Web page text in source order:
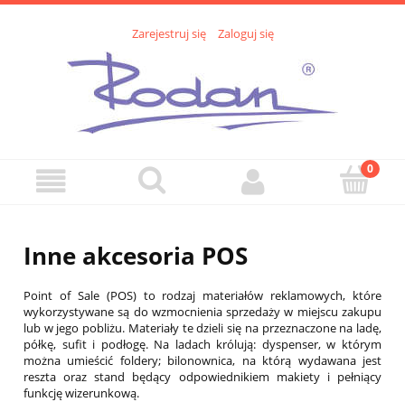
Zarejestruj się Zaloguj się
Inne akcesoria POS
Point of Sale (POS) to rodzaj materiałów reklamowych, które
wykorzystywane są do wzmocnienia sprzedaży w miejscu zakupu
lub w jego pobliżu. Materiały te dzieli się na przeznaczone na ladę,
półkę, sufit i podłogę. Na ladach królują: dyspenser, w którym
można umieścić foldery; bilonownica, na którą wydawana jest
reszta oraz stand będący odpowiednikiem makiety i pełniący
funkcję wizerunkową.